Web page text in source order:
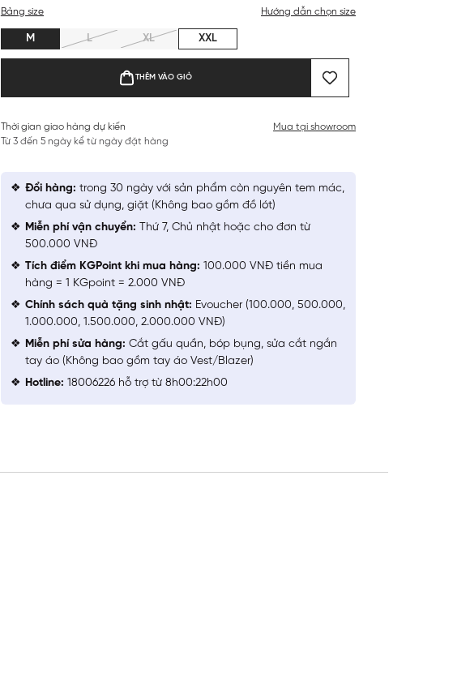
Bảng size Hướng dẫn chọn size
M L XL XXL
THÊM VÀO GIỎ
Thời gian giao hàng dự kiến
Từ 3 đến 5 ngày kể từ ngày đặt hàng
Mua tại showroom
Đổi hàng: trong 30 ngày với sản phẩm còn nguyên tem mác,
chưa qua sử dụng, giặt (Không bao gồm đồ lót)
Miễn phí vận chuyển: Thứ 7, Chủ nhật hoặc cho đơn từ
500.000 VNĐ
Tích điểm KGPoint khi mua hàng: 100.000 VNĐ tiền mua
hàng = 1 KGpoint = 2.000 VNĐ
Chính sách quà tặng sinh nhật: Evoucher (100.000, 500.000,
1.000.000, 1.500.000, 2.000.000 VNĐ)
Miễn phí sửa hàng: Cắt gấu quần, bóp bụng, sửa cắt ngắn
tay áo (Không bao gồm tay áo Vest/Blazer)
Hotline: 18006226 hỗ trợ từ 8h00:22h00